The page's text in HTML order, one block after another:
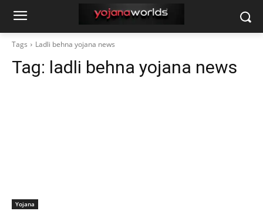
Tags Ladli behna yojana news
Tag: ladli behna yojana news
Yojana